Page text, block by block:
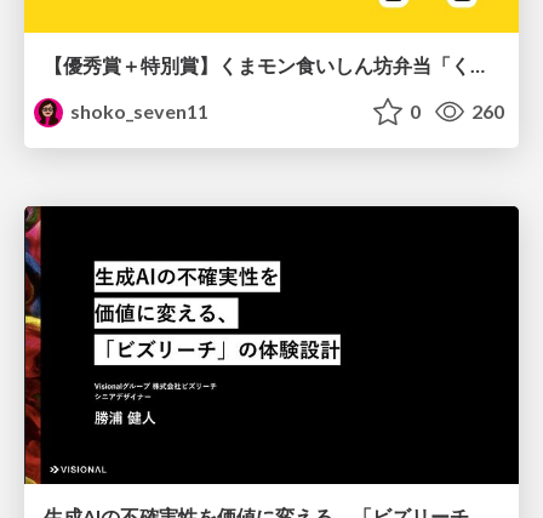
【優秀賞＋特別賞】くまモン食いしん坊弁当「くまモンの魔法の柑橘弁当」最終審査資料
shoko_seven11
0 260